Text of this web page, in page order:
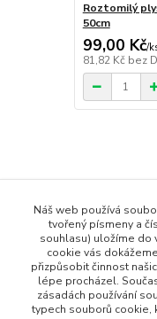
Roztomilý
50cm
99,00 Kč/
81,82 Kč bez
Všechny produkty
Dům a Zahrada
Organizace a
Skládací nábytek a
Náš web používá
tvořený písmeny a
souhlasu) uložíme do
cookie vás
přizpůsobit činnost
lépe procházel.
zásadách používání
typech souborů cookie,